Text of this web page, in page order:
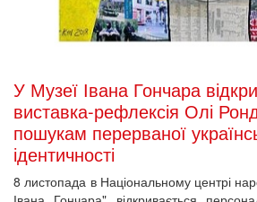
У Музеї Івана Гончара
виставка-рефлексія Олі
пошукам перерваної
ідентичності
8 листопада в Національному центрі